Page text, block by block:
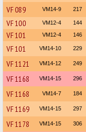
VF 089 VM14-9 217
VF 100 VM12-4 144
VF 101 VM12-4 146
VF 101 VM14-10 229
VF 1121 VM14-12 249
VF 1168 VM14-15 296
VF 1168 VM14-7 184
VF 1169 VM14-15 297
VF 1178 VM14-15 306